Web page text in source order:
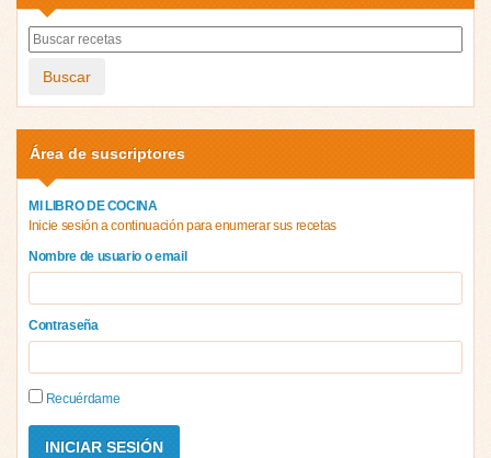
Buscar
Área de suscriptores
MI LIBRO DE COCINA
Inicie sesión a continuación para enumerar sus recetas
Nombre de usuario o email
Contraseña
Recuérdame